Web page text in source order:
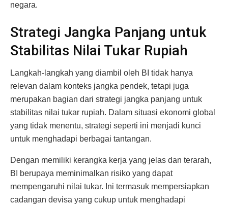
negara.
Strategi Jangka Panjang untuk
Stabilitas Nilai Tukar Rupiah
Langkah-langkah yang diambil oleh BI tidak hanya
relevan dalam konteks jangka pendek, tetapi juga
merupakan bagian dari strategi jangka panjang untuk
stabilitas nilai tukar rupiah. Dalam situasi ekonomi global
yang tidak menentu, strategi seperti ini menjadi kunci
untuk menghadapi berbagai tantangan.
Dengan memiliki kerangka kerja yang jelas dan terarah,
BI berupaya meminimalkan risiko yang dapat
mempengaruhi nilai tukar. Ini termasuk mempersiapkan
cadangan devisa yang cukup untuk menghadapi